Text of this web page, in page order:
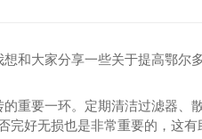
和大家分享一些关于提高鄂尔
重要一环。定期清洁过滤器、
好无损也是非常重要的，这有